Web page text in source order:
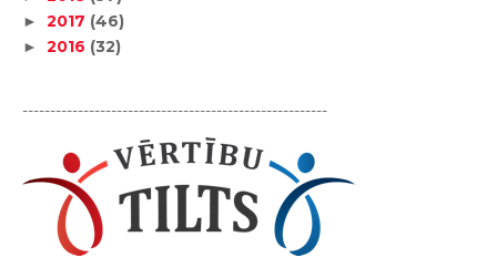
► 2017 (46)
► 2016 (32)
-------------------------------------------------------